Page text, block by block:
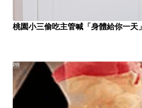
桃園小三偷吃主管喊「身體給你一天
PR